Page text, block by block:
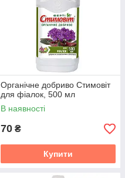
Органічне добриво Стимовіт
для фіалок, 500 мл
В наявності
70 ₴
Купити